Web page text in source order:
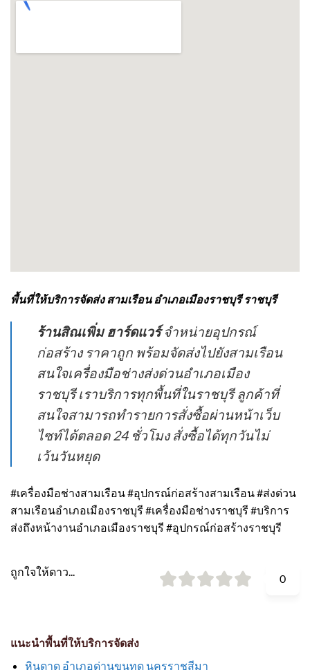
พื้นที่ให้บริการจัดส่ง สามเรือน อำเภอเมืองราชบุรี ราชบุรี
ร้านสิณเพิ่ม ฮาร์ดแวร์จำหน่ายอุปกรณ์
ก่อสร้าง ราคาถูก พร้อมจัดส่งไปยังสามเรือน
สนใจเครื่องมือช่างส่งด่วนอำเภอเมือง
ราชบุรี เราบริการทุกพื้นที่ในราชบุรี ลูกค้าที่
สนใจสามารถทำรายการสั่งซื้อผ่านหน้าเว็บ
ไซท์ได้ตลอด 24 ชั่วโมง สั่งซื้อได้ทุกวันไม่
เว้นวันหยุด
#เครื่องมือช่างสามเรือน #อุปกรณ์ก่อสร้างสามเรือน #ส่งด่วน
สามเรือนอำเภอเมืองราชบุรี #เครื่องมือช่างราชบุรี #บริการ
ส่งถึงหน้างานอำเภอเมืองราชบุรี #อุปกรณ์ก่อสร้างราชบุรี
ถูกใจให้ดาว...
0
แนะนำพื้นที่ให้บริการจัดส่ง
หินดาด อำเภอด่านขุนทด นครราชสีมา